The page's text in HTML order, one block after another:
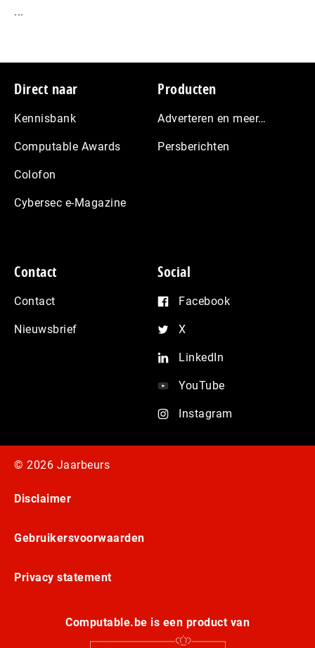
...
Footer
Direct naar
Kennisbank
Computable Awards
Colofon
Cybersec e-Magazine
Producten
Adverteren en meer…
Persberichten
Contact
Contact
Nieuwsbrief
Social
Facebook
X
LinkedIn
YouTube
Instagram
© 2026 Jaarbeurs
Disclaimer
Gebruikersvoorwaarden
Privacy statement
Computable.be is een product van